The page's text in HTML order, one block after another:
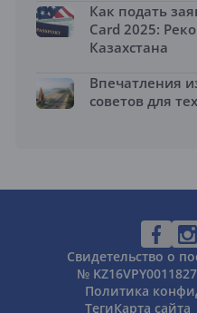
Как подать
Card 2025:
Казахстана
Впечатления
советов для
Свидетельство о
№
Политика
ТегиКарта сайта